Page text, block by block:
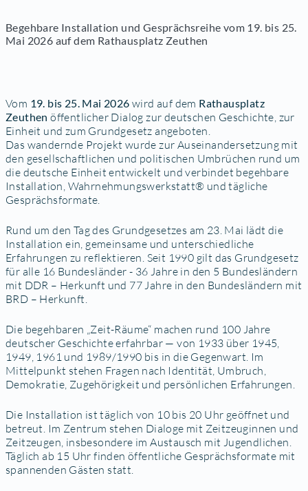
Begehbare Installation und Gesprächsreihe vom 19. bis 25.
Mai 2026 auf dem Rathausplatz Zeuthen
Vom 19. bis 25. Mai 2026 wird auf dem Rathausplatz
Zeuthen öffentlicher Dialog zur deutschen Geschichte, zur
Einheit und zum Grundgesetz angeboten.
Das wandernde Projekt wurde zur Auseinandersetzung mit
den gesellschaftlichen und politischen Umbrüchen rund um
die deutsche Einheit entwickelt und verbindet begehbare
Installation, Wahrnehmungswerkstatt® und tägliche
Gesprächsformate.
Rund um den Tag des Grundgesetzes am 23. Mai lädt die
Installation ein, gemeinsame und unterschiedliche
Erfahrungen zu reflektieren. Seit 1990 gilt das Grundgesetz
für alle 16 Bundesländer - 36 Jahre in den 5 Bundesländern
mit DDR – Herkunft und 77 Jahre in den Bundesländern mit
BRD – Herkunft.
Die begehbaren „Zeit-Räume“ machen rund 100 Jahre
deutscher Geschichte erfahrbar — von 1933 über 1945,
1949, 1961 und 1989/1990 bis in die Gegenwart. Im
Mittelpunkt stehen Fragen nach Identität, Umbruch,
Demokratie, Zugehörigkeit und persönlichen Erfahrungen.
Die Installation ist täglich von 10 bis 20 Uhr geöffnet und
betreut. Im Zentrum stehen Dialoge mit Zeitzeuginnen und
Zeitzeugen, insbesondere im Austausch mit Jugendlichen.
Täglich ab 15 Uhr finden öffentliche Gesprächsformate mit
spannenden Gästen statt.